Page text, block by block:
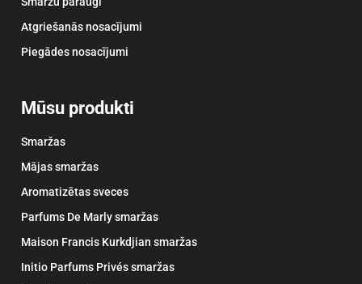
Atgriešanās nosacījumi
Piegādes nosacījumi
Mūsu produkti
Smaržas
Mājas smaržas
Aromatizētas sveces
Parfums De Marly smaržas
Maison Francis Kurkdjian smaržas
Initio Parfums Privés smaržas